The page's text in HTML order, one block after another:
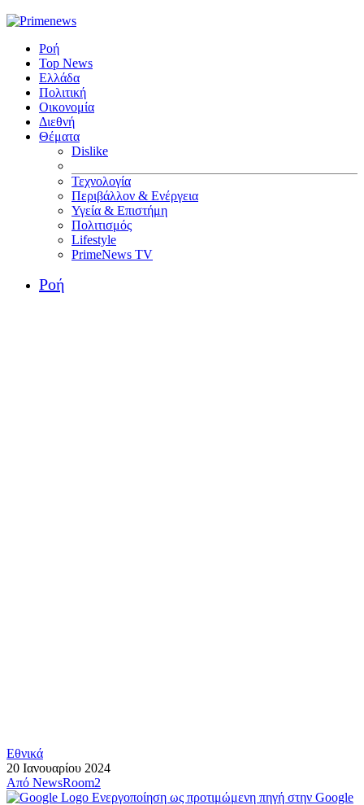
Ροή
Top News
Ελλάδα
Πολιτική
Οικονομία
Διεθνή
Θέματα
Dislike
Τεχνολογία
Περιβάλλον & Ενέργεια
Υγεία & Επιστήμη
Πολιτισμός
Lifestyle
PrimeNews TV
Ροή
Εθνικά
20 Ιανουαρίου 2024
Από NewsRoom2
Ενεργοποίηση ως προτιμώμενη πηγή στην Google